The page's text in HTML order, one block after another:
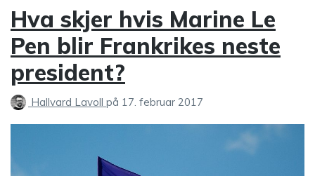
Hva skjer hvis Marine Le
Pen blir Frankrikes neste
president?
Hallvard Lavoll på 17. februar 2017